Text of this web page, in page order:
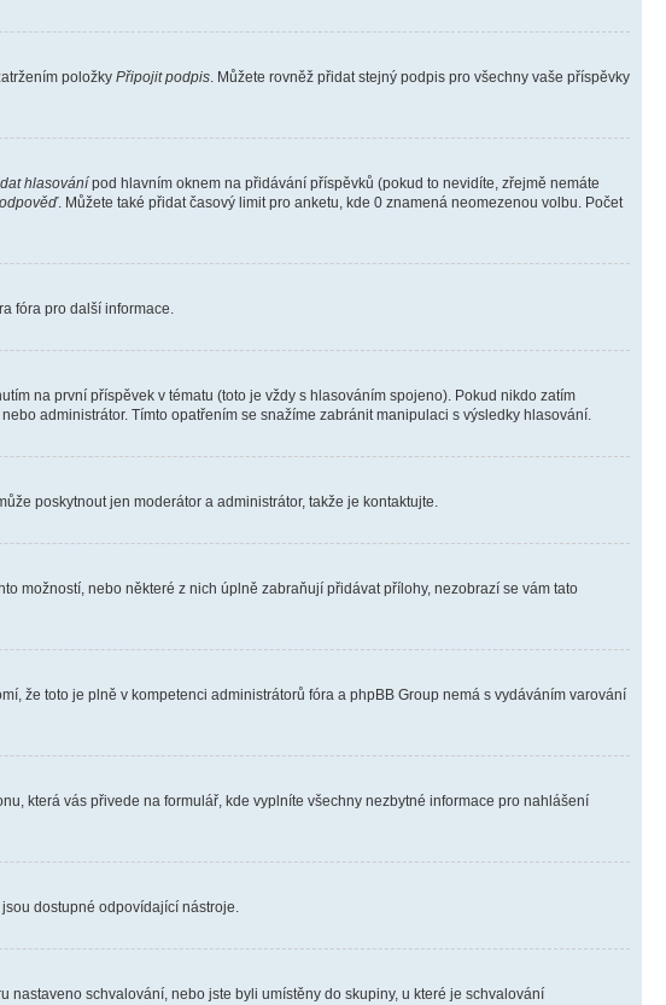
položky Připojit podpis . Můžete rovněž přidat stejný podpis pro všechny vaše příspěvky
hlasovánípod hlavním oknem na přidávání příspěvků (pokud to nevidíte, zřejmě nemáte
. Můžete také přidat časový limit pro anketu, kde 0 znamená neomezenou volbu. Počet
fóra pro další informace.
na první příspěvek v tématu (toto je vždy s hlasováním spojeno). Pokud nikdo zatím
administrátor. Tímto opatřením se snažíme zabránit manipulaci s výsledky hlasování.
poskytnout jen moderátor a administrátor, takže je kontaktujte.
možností, nebo některé z nich úplně zabraňují přidávat přílohy, nezobrazí se vám tato
že toto je plně v kompetenci administrátorů fóra a phpBB Group nemá s vydáváním varování
která vás přivede na formulář, kde vyplníte všechny nezbytné informace pro nahlášení
dostupné odpovídající nástroje.
schvalování, nebo jste byli umístěny do skupiny, u které je schvalování